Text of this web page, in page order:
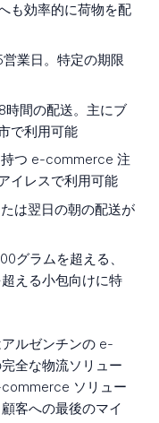
も効率的に荷物を配
業日。特定の期限
時間の配送。主にブ
で利用可能
つ e-commerce 注
イレスで利用可能
は翌日の朝の配送が
グラムを超える、
える小包向けに特
ルゼンチンの e-
全な物流ソリュー
ソリュー
客への最後のマイ